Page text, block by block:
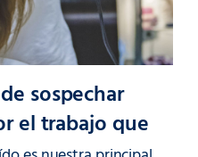
sospechar
el trabajo que